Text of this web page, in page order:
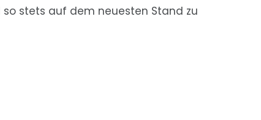
stets auf dem neuesten Stand zu